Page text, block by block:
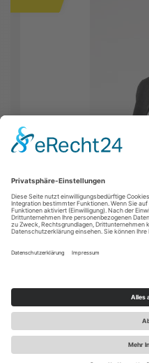
FACEBOOK
YOUTUBE
DATENSCHUTZ